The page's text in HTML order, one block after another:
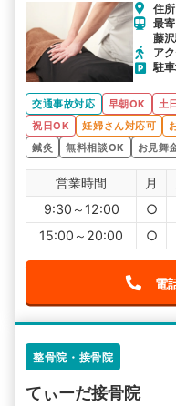
住
最
藤
ア
駐
交通事故対応 早朝OK 土
祝日OK
妊婦さん対応可
鍼灸
無料相談OK お見舞
営業時間 月
9:30～12:00
○
15:00～20:00
○
電
整骨院・接骨院
てぃーだ接骨院